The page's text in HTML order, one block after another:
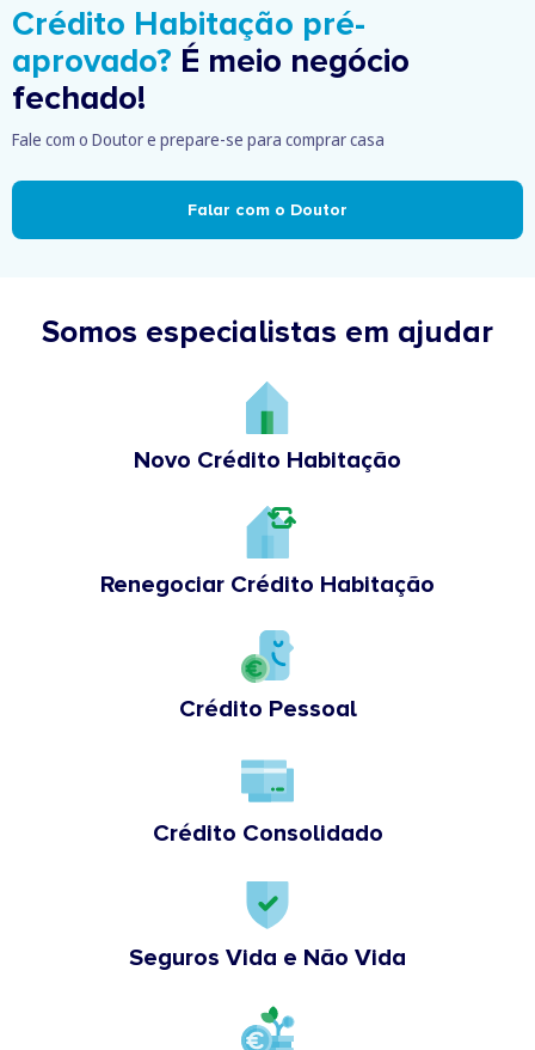
Crédito Habitação pré-
aprovado? É meio negócio
fechado!
Fale com o Doutor e prepare-se para comprar casa
Falar com o Doutor
Somos especialistas em ajudar
Novo Crédito Habitação
Renegociar Crédito Habitação
Crédito Pessoal
Crédito Consolidado
Seguros Vida e Não Vida